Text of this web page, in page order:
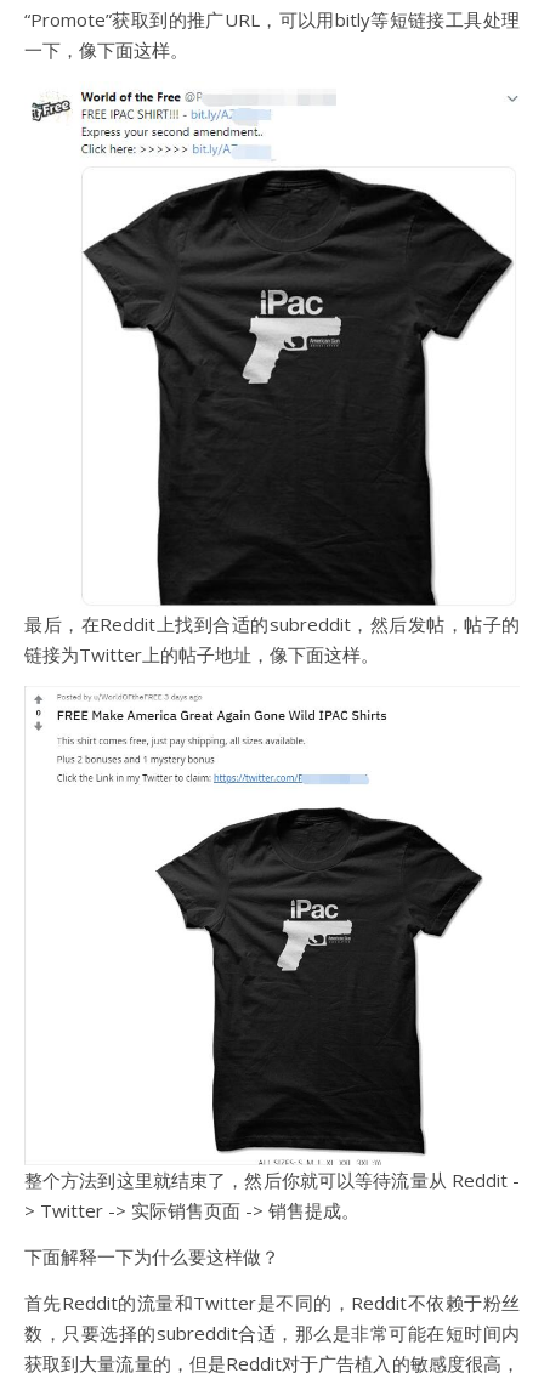
“Promote”获取到的推广URL，可以用bitly等短链接工具处理
一下，像下面这样。
最后，在Reddit上找到合适的subreddit，然后发帖，帖子的
链接为Twitter上的帖子地址，像下面这样。
整个方法到这里就结束了，然后你就可以等待流量从 Reddit -
> Twitter -> 实际销售页面 -> 销售提成。
下面解释一下为什么要这样做？
首先Reddit的流量和Twitter是不同的，Reddit不依赖于粉丝
数，只要选择的subreddit合适，那么是非常可能在短时间内
获取到大量流量的，但是Reddit对于广告植入的敏感度很高，